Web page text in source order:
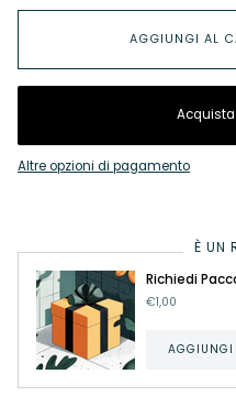
AGGIUNGI AL
Altre opzioni di pagamento
È UN
Richiedi
€1,00
AGGIUNGI